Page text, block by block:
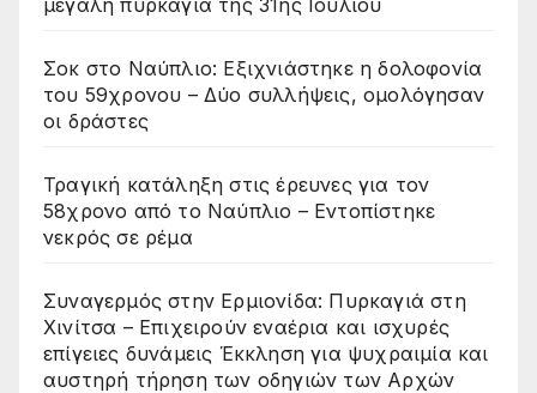
Σοκ στο Ναύπλιο: Εξιχνιάστηκε η δολοφονία
του 59χρονου – Δύο συλλήψεις, ομολόγησαν
οι δράστες
Τραγική κατάληξη στις έρευνες για τον
58χρονο από το Ναύπλιο – Εντοπίστηκε
νεκρός σε ρέμα
Συναγερμός στην Ερμιονίδα: Πυρκαγιά στη
Χινίτσα – Επιχειρούν εναέρια και ισχυρές
επίγειες δυνάμεις Έκκληση για ψυχραιμία και
αυστηρή τήρηση των οδηγιών των Αρχών